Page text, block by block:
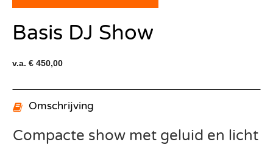
Basis DJ Show
v.a. € 450,00
Omschrijving
Compacte show met geluid en licht